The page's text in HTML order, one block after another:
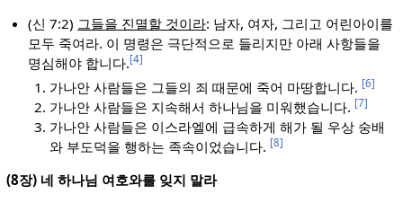
(신 7:2) 그들을 진멸할 것이라: 남자, 여자, 그리고 어린아이를
모두 죽여라. 이 명령은 극단적으로 들리지만 아래 사항들을
명심해야 합니다.[4]
가나안 사람들은 그들의 죄 때문에 죽어 마땅합니다. [6]
가나안 사람들은 지속해서 하나님을 미워했습니다. [7]
가나안 사람들은 이스라엘에 급속하게 해가 될 우상 숭배
와 부도덕을 행하는 족속이었습니다. [8]
(8장) 네 하나님 여호와를 잊지 말라